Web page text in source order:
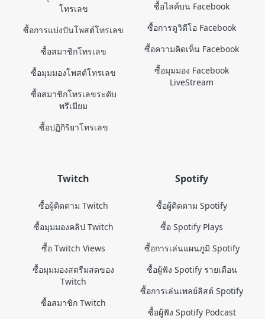
โทรเลข
ซื้อการแบ่งปันโพสต์โทรเลข
ซื้อสมาชิกโทรเลข
ซื้อมุมมองโพสต์โทรเลข
ซื้อสมาชิกโทรเลขระดับ
พรีเมียม
ซื้อปฏิกิริยาโทรเลข
ซื้อไลค์บน Facebook
ซื้อการดูวิดีโอ Facebook
ซื้อความคิดเห็น Facebook
ซื้อมุมมอง Facebook
LiveStream
Twitch
ซื้อผู้ติดตาม Twitch
ซื้อมุมมองคลิป Twitch
ซื้อ Twitch Views
ซื้อมุมมองสตรีมสดของ
Twitch
ซื้อสมาชิก Twitch
Spotify
ซื้อผู้ติดตาม Spotify
ซื้อ Spotify Plays
ซื้อการเล่นแผนภูมิ Spotify
ซื้อผู้ฟัง Spotify รายเดือน
ซื้อการเล่นเพลย์ลิสต์ Spotify
ซื้อผู้ฟัง Spotify Podcast